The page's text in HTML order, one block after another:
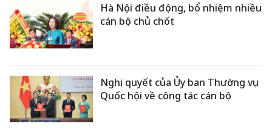
Hà Nội điều động, bổ nhiệm nhiều
cán bộ chủ chốt
Nghị quyết của Ủy ban Thường vụ
Quốc hội về công tác cán bộ